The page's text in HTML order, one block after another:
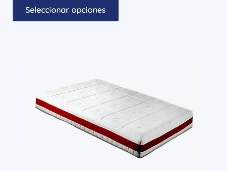
Seleccionar opciones